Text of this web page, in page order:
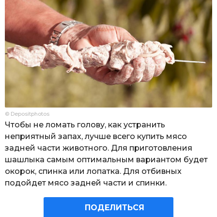
© Depositphotos
Чтобы не ломать голову, как устранить
неприятный запах, лучше всего купить мясо
задней части животного. Для приготовления
шашлыка самым оптимальным вариантом будет
окорок, спинка или лопатка. Для отбивных
подойдет мясо задней части и спинки.
ПОДЕЛИТЬСЯ